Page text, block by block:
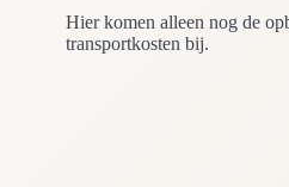
Hier komen alleen nog de
transportkosten bij.